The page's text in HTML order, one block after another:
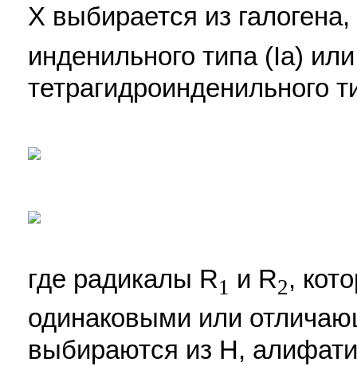
Х выбирается из
инденильного типа (Iа)
тетрагидроинденильного
где радикалы R1 и R2,
одинаковыми или
выбираются из Н,